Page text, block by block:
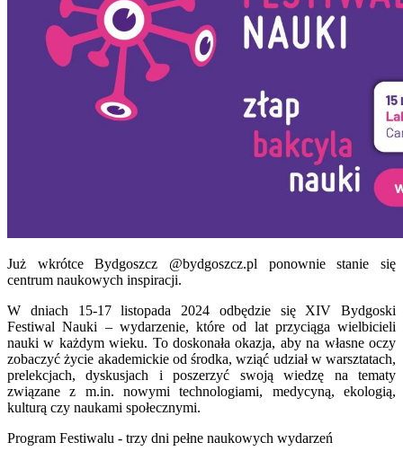
Już wkrótce Bydgoszcz @bydgoszcz.pl ponownie stanie się
centrum naukowych inspiracji.
W dniach 15-17 listopada 2024 odbędzie się XIV Bydgoski
Festiwal Nauki – wydarzenie, które od lat przyciąga wielbicieli
nauki w każdym wieku. To doskonała okazja, aby na własne oczy
zobaczyć życie akademickie od środka, wziąć udział w warsztatach,
prelekcjach, dyskusjach i poszerzyć swoją wiedzę na tematy
związane z m.in. nowymi technologiami, medycyną, ekologią,
kulturą czy naukami społecznymi.
Program Festiwalu - trzy dni pełne naukowych wydarzeń